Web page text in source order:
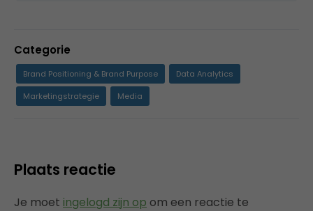
Categorie
Brand Positioning & Brand Purpose
Data Analytics
Marketingstrategie
Media
Plaats reactie
Je moet ingelogd zijn op om een reactie te